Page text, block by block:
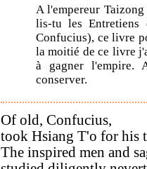
A l'empereur
lis-tu les Entretiens
Confucius), ce livre
la moitié de ce livre
à gagner l'empire.
conserver.
Of old, Confucius,
took Hsiang T'o for his
The inspired men and